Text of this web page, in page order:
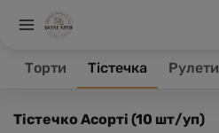
Торти Тістечка Рулети
На головну
Тістечка
Тістечко Асорті (10 шт/уп)